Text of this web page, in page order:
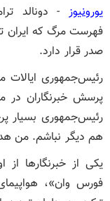
یورونیوز - دونالد
فهرست مرگ که ایران
صدر قرار دارد.
رئیس‌جمهوری ایالات
پرسش خبرنگاران
رئیس‌جمهوری
هم دیگر نباشم. من
یکی از خبرنگارها از
فورس وان»،